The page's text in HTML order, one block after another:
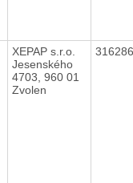
XEPAP s.r.o.
Jesenského
4703, 960 01
Zvolen